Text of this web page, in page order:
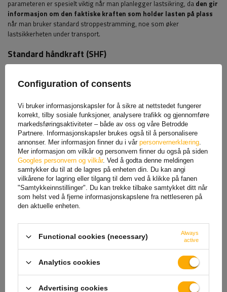
parameteren er spesielt viktig når man planlegger lastsikring, da den gir
informasjon om den faktiske kraften som holder lasten på plass
når man bruker standard stroppestramming, noe som øker
lastsikkerheten under transport.
Standard håndkraft (SHF)
som kreves for å sikre lasten ordentlig. Denne verdien sikrer ergonomi
overdreven anstrengelse. SHF-parameteren er viktig når du velger en
stropp fordiden indikerer den optimale manuelle kraftensom
kreves for å sikre lasten effektivt og stabilt.
Maksimal utvidbarhet
Maksimal forlengelserefererer tilden prosentvise økningen i
lengden på en surrestropp under full belastning. Denne verdien,
uttrykt som en prosentandel, indikerer hvor mye stroppen kan strekkes
fra sin opprinnelige lengde.Maksimal forlengelse, vanligvis rundt 7 %
, lar stroppen absorbere støt og plutselige kraftendringer under
FOR NEDLASTING
Surrestropper
Configuration of consents
Vi bruker informasjonskapsler for å sikre at nettstedet fungerer
korrekt, tilby sosiale funksjoner, analysere trafikk og gjennomføre
markedsføringsaktiviteter – både av oss og våre Betrodde
Partnere. Informasjonskapsler brukes også til å personalisere
annonser. Mer informasjon finner du i vår personvernerklæring
Mer informasjon om vilkår og personvern finner du også på siden
Googles personvern og vilkår. Ved å godta denne meldingen
samtykker du til at de lagres på enheten din. Du kan angi
vilkårene for lagring eller tilgang til dem ved å klikke på fanen
"Samtykkeinnstillinger". Du kan trekke tilbake samtykket ditt når
som helst ved å fjerne informasjonskapslene fra nettleseren på
den aktuelle enheten.
Functional cookies (necessary)
Always
active
Analytics cookies
Advertising cookies